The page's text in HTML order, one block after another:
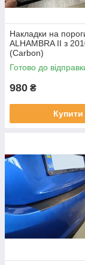
Накладки на
ALHAMBRA II з
(Carbon)
Готово до
980 ₴
Купити